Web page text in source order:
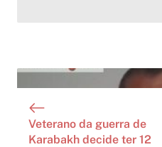
Veterano da guerra de
Karabakh decide ter 12